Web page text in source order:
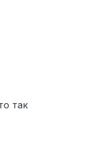
так